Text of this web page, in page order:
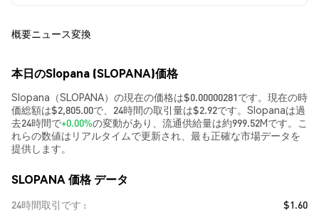
概要ニュース変換
本日のSlopana (SLOPANA)価格
Slopana（SLOPANA）の現在の価格は$0.00000281です。現在の時
価総額は$2,805.00で、24時間の取引量は$2.92です。Slopanaは過
去24時間で+0.00%の変動があり、流通供給量は約999.52Mです。こ
れらの数値はリアルタイムで更新され、最も正確な市場データを
提供します。
SLOPANA 価格 データ
24時間取引です
$1.60